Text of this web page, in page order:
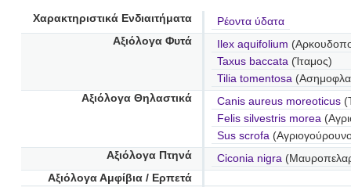
Χαρακτηριστικά Ενδιαιτήματα
Ρέοντα ύδατα
Αξιόλογα Φυτά
Ilex aquifolium
Taxus baccata (Ίταμος)
Tilia tomentosa
Αξιόλογα Θηλαστικά
Canis aureus moreoticus
Felis silvestris morea
Sus scrofa
Αξιόλογα Πτηνά
Ciconia nigra
Αξιόλογα Αμφίβια / Ερπετά